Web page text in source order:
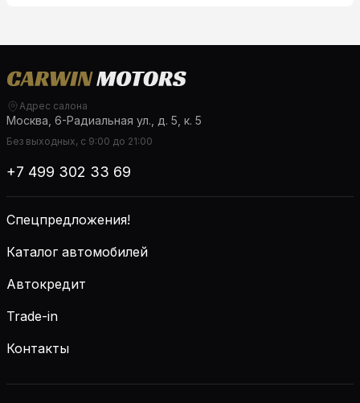
Адрес салона
Москва, 6-Радиальная ул., д. 5, к. 5
Без выходных, с 9:00 до 21:00
+7 499 302 33 69
Спецпредложения!
Каталог автомобилей
Автокредит
Trade-in
Контакты